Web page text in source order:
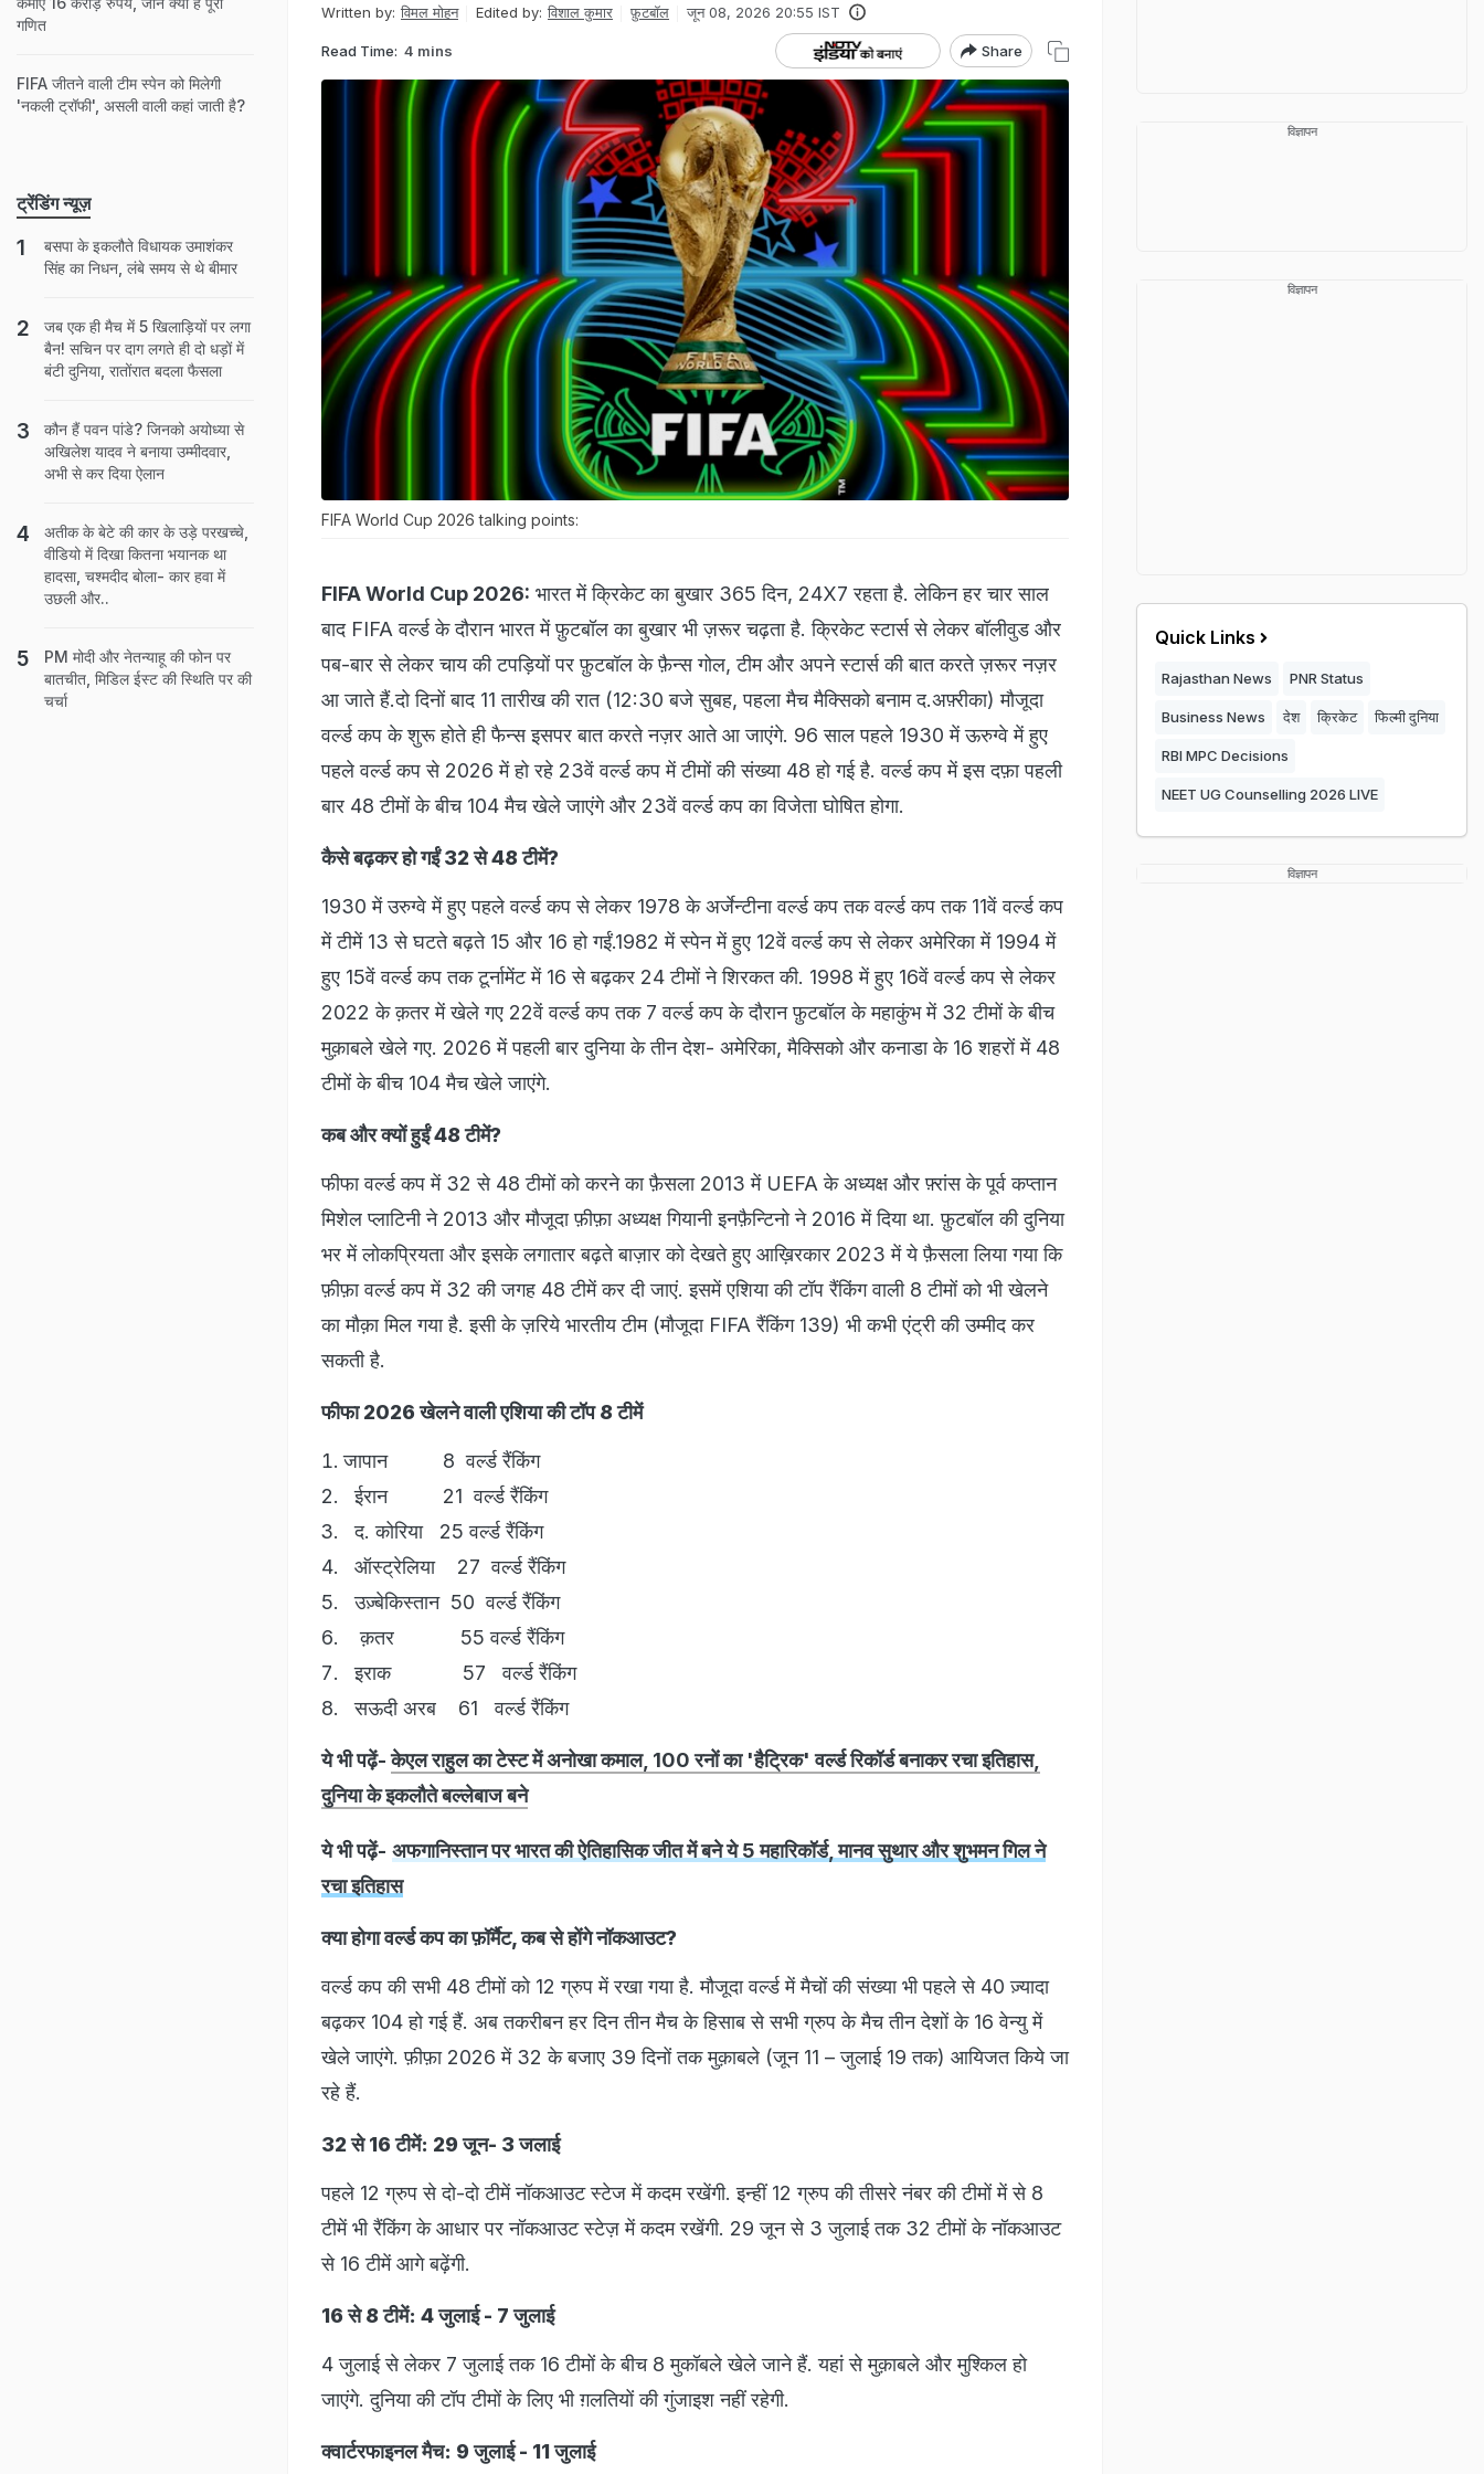
Written by: विमल मोहन Edited by: विशाल कुमार फ़ुटबॉल जून 08, 2026 20:55 IST
Read Time: 4 mins Share
FIFA World Cup 2026 talking points:
FIFA World Cup 2026: भारत में क्रिकेट का बुखार 365 दिन, 24X7 रहता है. लेकिन हर चार साल
बाद FIFA वर्ल्ड के दौरान भारत में फ़ुटबॉल का बुखार भी ज़रूर चढ़ता है. क्रिकेट स्टार्स से लेकर बॉलीवुड और
पब-बार से लेकर चाय की टपड़ियों पर फ़ुटबॉल के फ़ैन्स गोल, टीम और अपने स्टार्स की बात करते ज़रूर नज़र
आ जाते हैं.दो दिनों बाद 11 तारीख की रात (12:30 बजे सुबह, पहला मैच मैक्सिको बनाम द.अफ़्रीका) मौजूदा
वर्ल्ड कप के शुरू होते ही फैन्स इसपर बात करते नज़र आते आ जाएंगे. 96 साल पहले 1930 में ऊरुग्वे में हुए
पहले वर्ल्ड कप से 2026 में हो रहे 23वें वर्ल्ड कप में टीमों की संख्या 48 हो गई है. वर्ल्ड कप में इस दफ़ा पहली
बार 48 टीमों के बीच 104 मैच खेले जाएंगे और 23वें वर्ल्ड कप का विजेता घोषित होगा.
कैसे बढ़कर हो गईं 32 से 48 टीमें?
1930 में उरुग्वे में हुए पहले वर्ल्ड कप से लेकर 1978 के अर्जेन्टीना वर्ल्ड कप तक वर्ल्ड कप तक 11वें वर्ल्ड कप
में टीमें 13 से घटते बढ़ते 15 और 16 हो गईं.1982 में स्पेन में हुए 12वें वर्ल्ड कप से लेकर अमेरिका में 1994 में
हुए 15वें वर्ल्ड कप तक टूर्नामेंट में 16 से बढ़कर 24 टीमों ने शिरकत की. 1998 में हुए 16वें वर्ल्ड कप से लेकर
2022 के क़तर में खेले गए 22वें वर्ल्ड कप तक 7 वर्ल्ड कप के दौरान फ़ुटबॉल के महाकुंभ में 32 टीमों के बीच
मुक़ाबले खेले गए. 2026 में पहली बार दुनिया के तीन देश- अमेरिका, मैक्सिको और कनाडा के 16 शहरों में 48
टीमों के बीच 104 मैच खेले जाएंगे.
कब और क्यों हुईं 48 टीमें?
फीफा वर्ल्ड कप में 32 से 48 टीमों को करने का फ़ैसला 2013 में UEFA के अध्यक्ष और फ़्रांस के पूर्व कप्तान
मिशेल प्लाटिनी ने 2013 और मौजूदा फ़ीफ़ा अध्यक्ष गियानी इनफ़ैन्टिनो ने 2016 में दिया था. फ़ुटबॉल की दुनिया
भर में लोकप्रियता और इसके लगातार बढ़ते बाज़ार को देखते हुए आख़िरकार 2023 में ये फ़ैसला लिया गया कि
फ़ीफ़ा वर्ल्ड कप में 32 की जगह 48 टीमें कर दी जाएं. इसमें एशिया की टॉप रैंकिंग वाली 8 टीमों को भी खेलने
का मौक़ा मिल गया है. इसी के ज़रिये भारतीय टीम (मौजूदा FIFA रैंकिंग 139) भी कभी एंट्री की उम्मीद कर
सकती है.
फीफा 2026 खेलने वाली एशिया की टॉप 8 टीमें
जापान 8 वर्ल्ड रैंकिंग
ईरान 21 वर्ल्ड रैंकिंग
द. कोरिया 25 वर्ल्ड रैंकिंग
ऑस्ट्रेलिया 27 वर्ल्ड रैंकिंग
उज़्बेकिस्तान 50 वर्ल्ड रैंकिंग
क़तर 55 वर्ल्ड रैंकिंग
इराक 57 वर्ल्ड रैंकिंग
सऊदी अरब 61 वर्ल्ड रैंकिंग
ये भी पढ़ें-केएल राहुल का टेस्ट में अनोखा कमाल, 100 रनों का 'हैट्रिक' वर्ल्ड रिकॉर्ड बनाकर रचा इतिहास,
दुनिया के इकलौते बल्लेबाज बने
ये भी पढ़ें- अफगानिस्तान पर भारत की ऐतिहासिक जीत में बने ये 5 महारिकॉर्ड, मानव सुथार और शुभमन गिल ने
रचा इतिहास
क्या होगा वर्ल्ड कप का फ़ॉर्मैट, कब से होंगे नॉकआउट?
वर्ल्ड कप की सभी 48 टीमों को 12 ग्रुप में रखा गया है. मौजूदा वर्ल्ड में मैचों की संख्या भी पहले से 40 ज़्यादा
बढ़कर 104 हो गई हैं. अब तकरीबन हर दिन तीन मैच के हिसाब से सभी ग्रुप के मैच तीन देशों के 16 वेन्यु में
खेले जाएंगे. फ़ीफ़ा 2026 में 32 के बजाए 39 दिनों तक मुक़ाबले (जून 11 – जुलाई 19 तक) आयिजत किये जा
रहे हैं.
32 से 16 टीमें: 29 जून- 3 जलाई
पहले 12 ग्रुप से दो-दो टीमें नॉकआउट स्टेज में कदम रखेंगी. इन्हीं 12 ग्रुप की तीसरे नंबर की टीमों में से 8
टीमें भी रैंकिंग के आधार पर नॉकआउट स्टेज़ में कदम रखेंगी. 29 जून से 3 जुलाई तक 32 टीमों के नॉकआउट
से 16 टीमें आगे बढ़ेंगी.
16 से 8 टीमें: 4 जुलाई - 7 जुलाई
4 जुलाई से लेकर 7 जुलाई तक 16 टीमों के बीच 8 मुकॉबले खेले जाने हैं. यहां से मुक़ाबले और मुश्किल हो
जाएंगे. दुनिया की टॉप टीमों के लिए भी ग़लतियों की गुंजाइश नहीं रहेगी.
क्वार्टरफाइनल मैच: 9 जुलाई - 11 जुलाई
गणित
FIFA जीतने वाली टीम स्पेन को मिलेगी
'नकली ट्रॉफी', असली वाली कहां जाती है?
ट्रेंडिंग न्यूज़
बसपा के इकलौते विधायक उमाशंकर
सिंह का निधन, लंबे समय से थे बीमार
जब एक ही मैच में 5 खिलाड़ियों पर लगा
बैन! सचिन पर दाग लगते ही दो धड़ों में
बंटी दुनिया, रातोंरात बदला फैसला
कौन हैं पवन पांडे? जिनको अयोध्या से
अखिलेश यादव ने बनाया उम्मीदवार,
अभी से कर दिया ऐलान
अतीक के बेटे की कार के उड़े परखच्चे,
वीडियो में दिखा कितना भयानक था
हादसा, चश्मदीद बोला- कार हवा में
उछली और..
PM मोदी और नेतन्याहू की फोन पर
बातचीत, मिडिल ईस्ट की स्थिति पर की
चर्चा
विज्ञापन
विज्ञापन
Quick Links
Rajasthan News PNR Status
Business News देश क्रिकेट फिल्मी दुनिया
RBI MPC Decisions
NEET UG Counselling 2026 LIVE
विज्ञापन